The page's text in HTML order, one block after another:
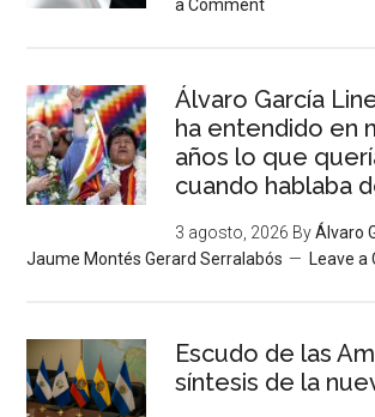
a Comment
Álvaro García
ha entendido en
años lo que
cuando hablaba
3 agosto, 2026 ByÁlvaro
Jaume Montés Gerard Serralabós
Leave
Escudo de las
síntesis de la